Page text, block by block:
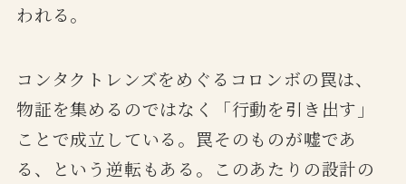
われる。
コンタクトレンズをめぐるコロンボの罠は、
物証を集めるのではなく「行動を引き出す」
ことで成立している。罠そのものが嘘であ
る、という逆転もある。このあたりの設計の